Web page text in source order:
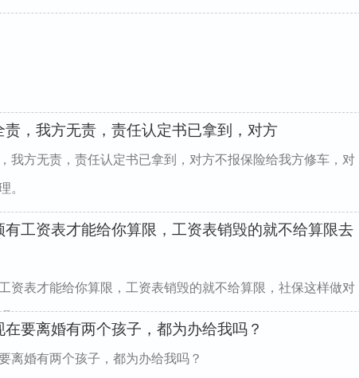
，我方无责，责任认定书已拿到，对方
我方无责，责任认定书已拿到，对方不报保险给我方修车，对
。
工资表才能给你算限，工资表销毁的就不给算限去
资表才能给你算限，工资表销毁的就不给算限，社保这样做对
？
要离婚有两个孩子，都为办给我吗？
离婚有两个孩子，都为办给我吗？